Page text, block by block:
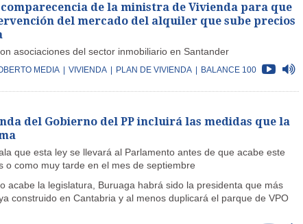
de la ministra de Vivienda para que
del mercado del alquiler que sube precios
asociaciones del sector inmobiliario en Santander
MEDIA VIVIENDA PLAN DE VIVIENDA
BALANCE 100
del Gobierno del PP incluirá las medidas que la
que esta ley se llevará al Parlamento antes de que acabe este
o como muy tarde en el mes de septiembre
acabe la legislatura, Buruaga habrá sido la presidenta que más
construido en Cantabria y al menos duplicará el parque de VPO